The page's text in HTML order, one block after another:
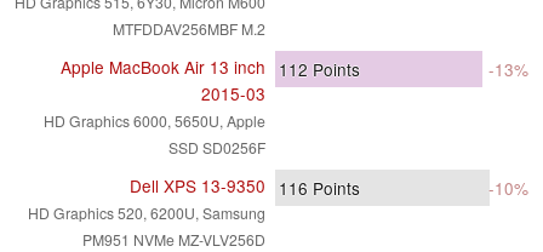
MTFDDAV256MBF M.2
Apple MacBook Air 13 inch
2015-03
HD Graphics 6000, 5650U, Apple
SSD SD0256F
112 Points -13%
Dell XPS 13-9350
HD Graphics 520, 6200U, Samsung
PM951 NVMe MZ-VLV256D
116 Points -10%